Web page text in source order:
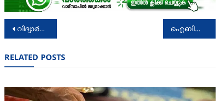
Post
വിദ്യാർത്ഥികൾക്ക് 5 കിലോഗ്രാം അരി: സംസ്ഥാനതല വിതരണ ഉദ്ഘാടനം മന്ത്രി വി ശിവൻകുട്ടി നിർവഹിച്ചു ഐബിപിഎസ്, എസ്എസ്സി മത്സര പരീക്ഷകള്‍ക്ക് സൗജന്യ പരിശീലനം
RELATED POSTS